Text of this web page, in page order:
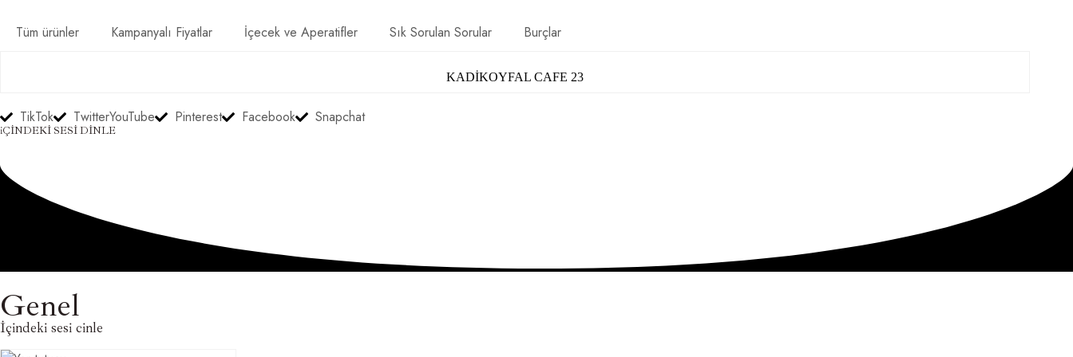
Tüm ürünler Kampanyalı Fiyatlar İçecek ve Aperatifler Sık Sorulan Sorular Burçlar
KADİKOYFAL CAFE 23
TikTok TwitterYouTube Pinterest Facebook Snapchat
iÇİNDEKİ SESİ DİNLE
Genel
İçindeki sesi cinle